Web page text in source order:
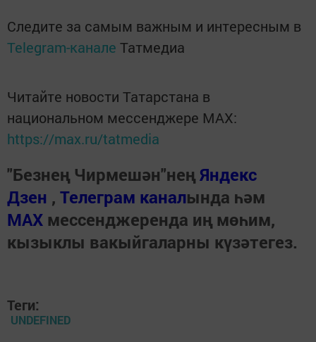
Следите за самым важным и интересным в
Telegram-канале Татмедиа
Читайте новости Татарстана в
национальном мессенджере MАХ:
https://max.ru/tatmedia
"Безнең Чирмешән"неңЯндекс
Дзен , Телеграм каналында һәм
МАХ мессенджеренда иң мөһим,
кызыклы вакыйгаларны күзәтегез.
Теги:
UNDEFINED